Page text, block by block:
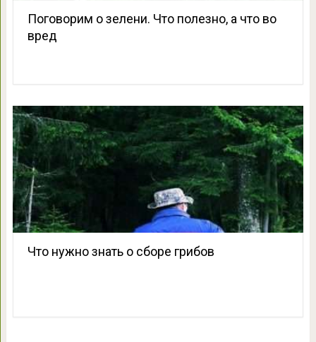
Поговорим о зелени. Что полезно, а что во
вред
Что нужно знать о сборе грибов